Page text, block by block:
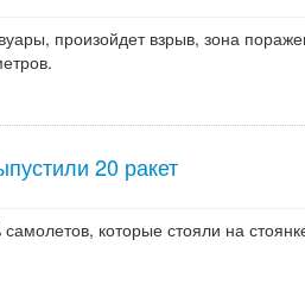
произойдет взрыв, зона
20 ракет
которые стояли на